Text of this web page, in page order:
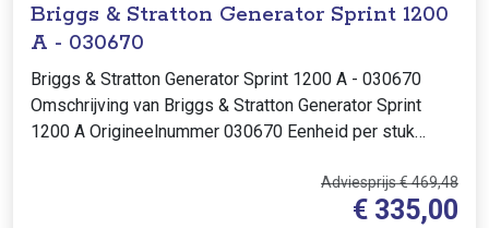
Briggs & Stratton Generator Sprint 1200
A - 030670
Briggs & Stratton Generator Sprint 1200 A - 030670
Omschrijving van Briggs & Stratton Generator Sprint
1200 A Origineelnummer 030670 Eenheid per stuk
Adviesprijs € 469,48
€ 335,00